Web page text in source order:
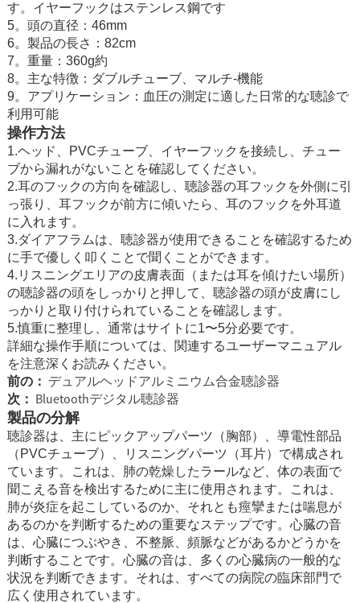
す。イヤーフックはステンレス鋼です
5。頭の直径：46mm
6。製品の長さ：82cm
7。重量：360g約
8。主な特徴：ダブルチューブ、マルチ-機能
9。アプリケーション：血圧の測定に適した日常的な聴診で
利用可能
操作方法
1.ヘッド、PVCチューブ、イヤーフックを接続し、チュー
ブから漏れがないことを確認してください。
2.耳のフックの方向を確認し、聴診器の耳フックを外側に引
っ張り、耳フックが前方に傾いたら、耳のフックを外耳道
に入れます。
3.ダイアフラムは、聴診器が使用できることを確認するため
に手で優しく叩くことで聞くことができます。
4.リスニングエリアの皮膚表面（または耳を傾けたい場所）
の聴診器の頭をしっかりと押して、聴診器の頭が皮膚にし
っかりと取り付けられていることを確認します。
5.慎重に整理し、通常はサイトに1〜5分必要です。
詳細な操作手順については、関連するユーザーマニュアル
を注意深くお読みください。
前の： デュアルヘッドアルミニウム合金聴診器
次： Bluetoothデジタル聴診器
製品の分解
聴診器は、主にピックアップパーツ（胸部）、導電性部品
（PVCチューブ）、リスニングパーツ（耳片）で構成され
ています。これは、肺の乾燥したラールなど、体の表面で
聞こえる音を検出するために主に使用されます。これは、
肺が炎症を起こしているのか、それとも痙攣または喘息が
あるのか​​を判断するための重要なステップです。心臓の音
は、心臓につぶやき、不整脈、頻脈などがあるかどうかを
判断することです。心臓の音は、多くの心臓病の一般的な
状況を判断できます。それは、すべての病院の臨床部門で
広く使用されています。